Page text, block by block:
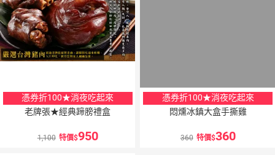
憑券折100★消夜吃起來
老牌張★經典蹄膀禮盒
1,100 特價 950
憑券折100★消夜吃起來
悶燻冰鎮大盒手撕雞
360 特價 360